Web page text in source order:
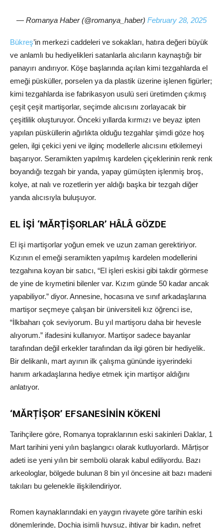
— Romanya Haber (@romanya_haber) February 28, 2025
Bükreş’in merkezi caddeleri ve sokakları, hatıra değeri büyük
ve anlamlı bu hediyelikleri satanlarla alıcıların kaynaştığı bir
panayırı andırıyor. Köşe başlarında açılan kimi tezgahlarda el
emeği püsküller, porselen ya da plastik üzerine işlenen figürler;
kimi tezgahlarda ise fabrikasyon usulü seri üretimden çıkmış
çeşit çeşit martişorlar, seçimde alıcısını zorlayacak bir
çeşitlilik oluşturuyor. Önceki yıllarda kırmızı ve beyaz ipten
yapılan püsküllerin ağırlıkta olduğu tezgahlar şimdi göze hoş
gelen, ilgi çekici yeni ve ilginç modellerle alıcısını etkilemeyi
başarıyor. Seramikten yapılmış kardelen çiçeklerinin renk renk
boyandığı tezgah bir yanda, yapay gümüşten işlenmiş broş,
kolye, at nalı ve rozetlerin yer aldığı başka bir tezgah diğer
yanda alıcısıyla buluşuyor.
EL İŞİ ‘MĂRȚİȘORLAR’ HÂLÂ GÖZDE
El işi martişorlar yoğun emek ve uzun zaman gerektiriyor.
Kızının el emeği seramikten yapılmış kardelen modellerini
tezgahına koyan bir satıcı, “El işleri eskisi gibi takdir görmese
de yine de kıymetini bilenler var. Kızım günde 50 kadar ancak
yapabiliyor.” diyor. Annesine, hocasına ve sınıf arkadaşlarına
martişor seçmeye çalışan bir üniversiteli kız öğrenci ise,
“İlkbaharı çok seviyorum. Bu yıl martişoru daha bir hevesle
alıyorum.” ifadesini kullanıyor. Martişor sadece bayanlar
tarafından değil erkekler tarafından da ilgi gören bir hediyelik.
Bir delikanlı, mart ayının ilk çalışma gününde işyerindeki
hanım arkadaşlarına hediye etmek için martişor aldığını
anlatıyor.
‘MĂRȚİȘOR’ EFSANESİNİN KÖKENİ
Tarihçilere göre, Romanya topraklarının eski sakinleri Daklar, 1
Mart tarihini yeni yılın başlangıcı olarak kutluyorlardı. Mărțișor
adeti ise yeni yılın bir sembolü olarak kabul ediliyordu. Bazı
arkeologlar, bölgede bulunan 8 bin yıl öncesine ait bazı madeni
takıları bu gelenekle ilişkilendiriyor.
Romen kaynaklarındaki en yaygın rivayete göre tarihin eski
dönemlerinde, Dochia isimli huysuz, ihtiyar bir kadın, nefret